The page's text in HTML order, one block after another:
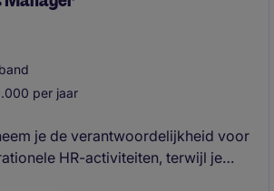
per jaar
je de verantwoordelijkheid voor
HR-activiteiten, terwijl je